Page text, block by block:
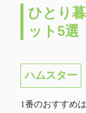
ひとり
ット5選
ハムスター
1番のおすすめ